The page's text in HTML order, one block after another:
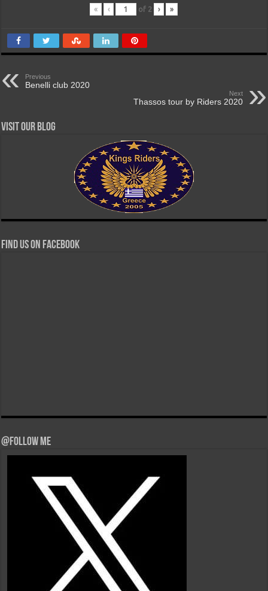
« ‹ of 2 › »
Previous
Benelli club 2020
Next
Thassos tour by Riders 2020
Visit our Blog
Find us on Facebook
@Follow Me